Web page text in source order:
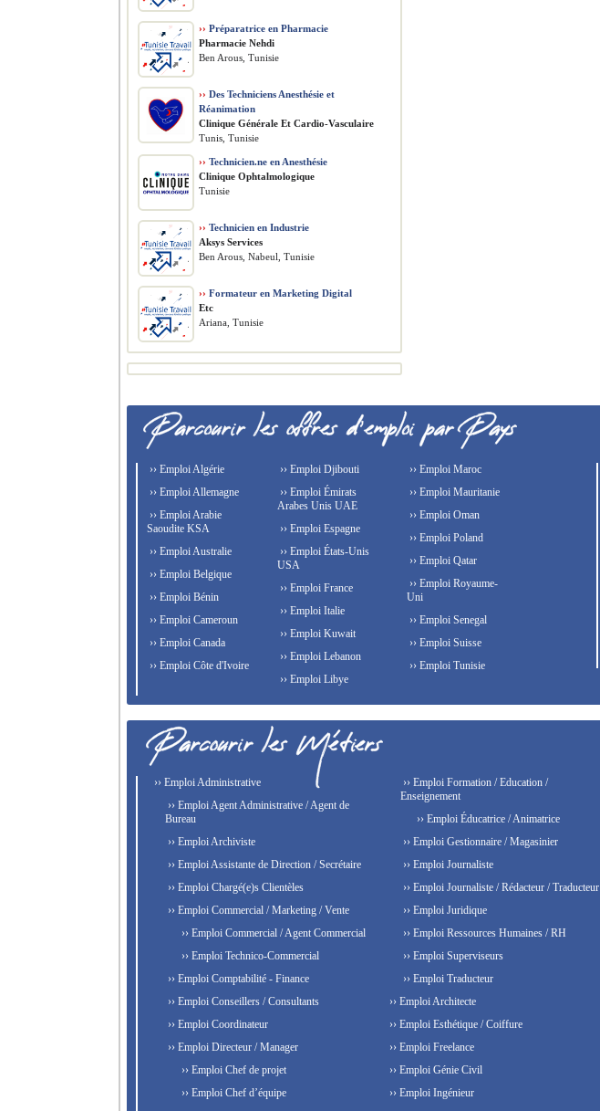
›› Préparatrice en Pharmacie
Pharmacie Nehdi
Ben Arous, Tunisie
›› Des Techniciens Anesthésie et
Réanimation
Clinique Générale Et Cardio-Vasculaire
Tunis, Tunisie
›› Technicien.ne en Anesthésie
Clinique Ophtalmologique
Tunisie
›› Technicien en Industrie
Aksys Services
Ben Arous, Nabeul, Tunisie
›› Formateur en Marketing Digital
Etc
Ariana, Tunisie
›› Emploi Algérie
›› Emploi Allemagne
›› Emploi Arabie
Saoudite KSA
›› Emploi Australie
›› Emploi Belgique
›› Emploi Bénin
›› Emploi Cameroun
›› Emploi Canada
›› Emploi Côte d'Ivoire
›› Emploi Djibouti
›› Emploi Émirats
Arabes Unis UAE
›› Emploi Espagne
›› Emploi États-Unis
USA
›› Emploi France
›› Emploi Italie
›› Emploi Kuwait
›› Emploi Lebanon
›› Emploi Libye
›› Emploi Maroc
›› Emploi Mauritanie
›› Emploi Oman
›› Emploi Poland
›› Emploi Qatar
›› Emploi Royaume-
Uni
›› Emploi Senegal
›› Emploi Suisse
›› Emploi Tunisie
›› Emploi Administrative
›› Emploi Agent Administrative / Agent de
Bureau
›› Emploi Archiviste
›› Emploi Assistante de Direction / Secrétaire
›› Emploi Chargé(e)s Clientèles
›› Emploi Commercial / Marketing / Vente
›› Emploi Commercial / Agent Commercial
›› Emploi Technico-Commercial
›› Emploi Comptabilité - Finance
›› Emploi Conseillers / Consultants
›› Emploi Coordinateur
›› Emploi Directeur / Manager
›› Emploi Chef de projet
›› Emploi Chef d’équipe
›› Emploi Formation / Education /
Enseignement
›› Emploi Éducatrice / Animatrice
›› Emploi Gestionnaire / Magasinier
›› Emploi Journaliste
›› Emploi Journaliste / Rédacteur / Traducteur
›› Emploi Juridique
›› Emploi Ressources Humaines / RH
›› Emploi Superviseurs
›› Emploi Traducteur
›› Emploi Architecte
›› Emploi Esthétique / Coiffure
›› Emploi Freelance
›› Emploi Génie Civil
›› Emploi Ingénieur